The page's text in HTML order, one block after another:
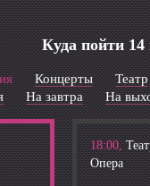
Куда пойти 14
Концерты Театр
На завтра На
18:00,
Опера